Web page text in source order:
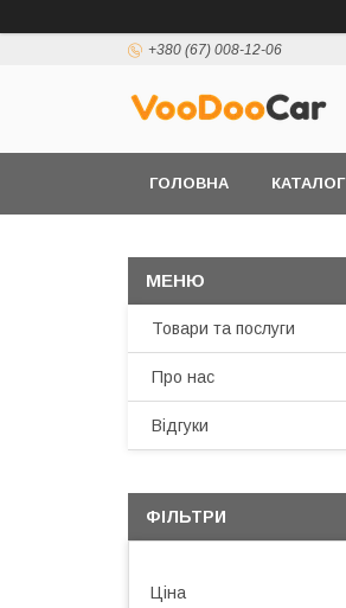
+380 (67) 008-12-06
ГОЛОВНА КАТАЛОГ
Товари та послуги
Про нас
Відгуки
ФІЛЬТРИ
Ціна